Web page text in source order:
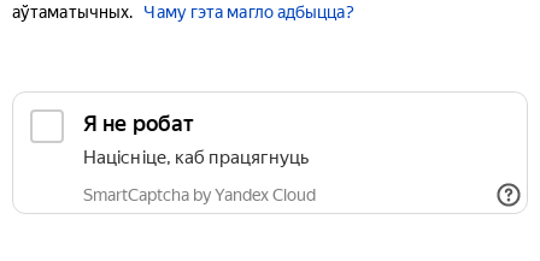
аўтаматычных.
Чаму гэта магло адбыцца?
Я не робат
Націсніце, каб працягнуць
SmartCaptcha by Yandex Cloud